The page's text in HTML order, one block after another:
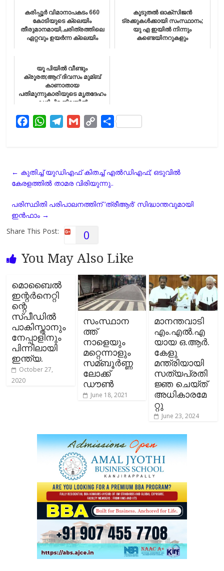
കരിപ്പൂര്‍ വിമാനാപകടം 660
കോടിയുടെ ക്ലെയിം
തീരുമാനമായി,ചരിത്രത്തിലെ
ഏറ്റവും ഉയർന്ന ക്ലെയിം
കൂടുതൽ ഓക്സിജൻ
ട്രക്കുകൾക്കായി സംസ്ഥാനം;
യു എ ഇയിൽ നിന്നും
കണ്ടെയിനറുകളും
യൂ പിയിൽ വീണ്ടും
ക്രൂരത;ആറ് ദിവസം മുമ്ബ്
കാണാതായ
പതിമൂന്നുകാരിയുടെ മൃതദേഹം
കുഴിച്ചിട്ട നിലയില്‍
b
o
k
W
s
A
p
g
r
l
L
i
n
S
e
← കുതിച്ച് യുഡിഎഫ് കിതച്ച് എൽഡിഎഫ്; ഒടുവിൽ
കേരളത്തിൽ താമര വിരിയുന്നു..
പരിസ്ഥിതി പരിപാലനത്തിന് ‘ത്രീആര്‍’ സിദ്ധാന്തവുമായി
ഇന്‍ഫാം →
Share This Post:
0
You May Also Like
മൊബൈല്‍
ഇന്റര്‍നെറ്റി
ന്റെ
സ്പീഡില്‍
പാകിസ്താനും
നേപ്പാളിനും
പിന്നിലായി
ഇന്ത്യ.
October 27,
2020
സംസ്ഥാന
ത്ത്
നാളെയും
മറ്റെന്നാളും
സമ്ബൂര്‍ണ്ണ
ലോക്ക്
ഡൗണ്‍
June 18, 2021
മാനന്തവാടി
എം.എല്‍.എ
യായ ഒ.ആർ.
കേളു
മന്ത്രിയായി
സത്യപ്രതി
ജ്ഞ ചെയ്ത്
അധികാരമേ
റ്റു
June 23, 2024